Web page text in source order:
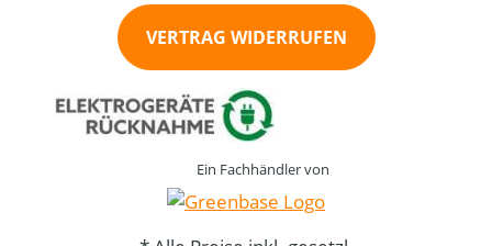
VERTRAG WIDERRUFEN
Ein Fachhändler von